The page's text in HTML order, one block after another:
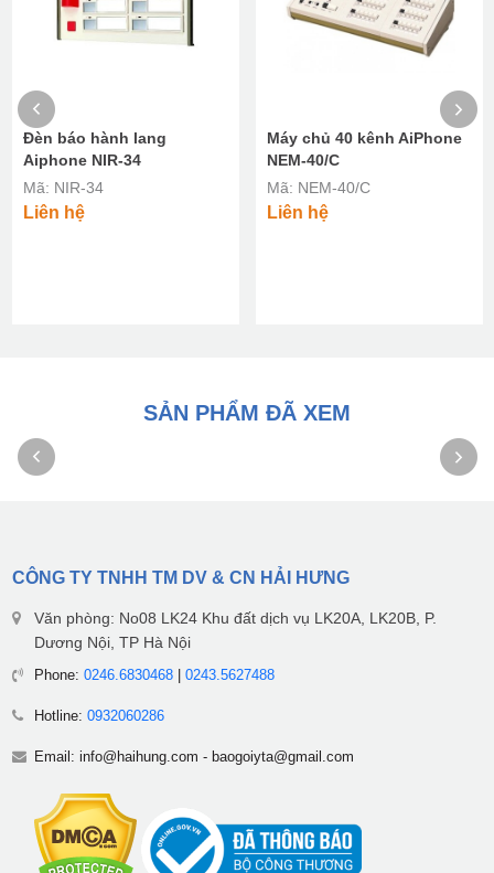
Đèn báo hành lang
Aiphone NIR-34
Mã: NIR-34
Liên hệ
Máy chủ 40 kênh AiPhone
NEM-40/C
Mã: NEM-40/C
Liên hệ
SẢN PHẨM ĐÃ XEM
CÔNG TY TNHH TM DV & CN HẢI HƯNG
Văn phòng: No08 LK24 Khu đất dịch vụ LK20A, LK20B, P.
Dương Nội, TP Hà Nội
Phone: 0246.6830468| 0243.5627488
Hotline: 0932060286
Email: info@haihung.com - baogoiyta@gmail.com